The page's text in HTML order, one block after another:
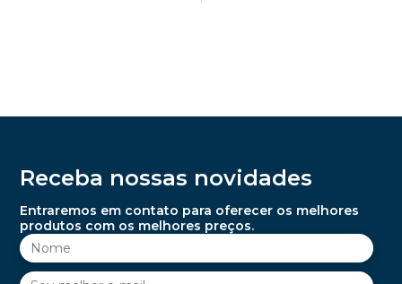
Receba nossas novidades
Entraremos em contato para oferecer os melhores
produtos com os melhores preços.